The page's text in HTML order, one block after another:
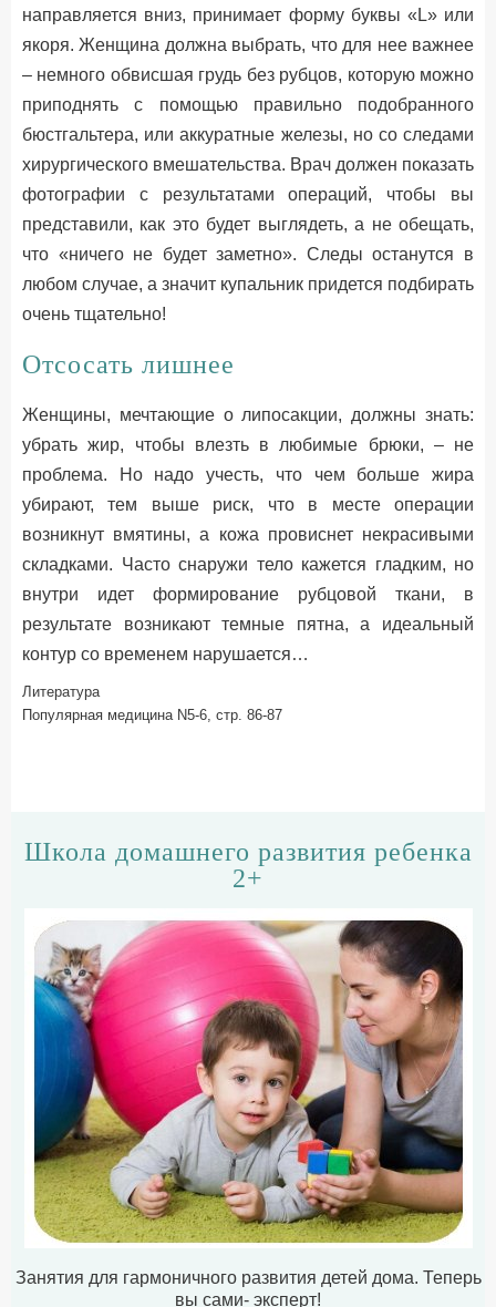
направляется вниз, принимает форму буквы «L» или
якоря. Женщина должна выбрать, что для нее важнее
– немного обвисшая грудь без рубцов, которую можно
приподнять с помощью правильно подобранного
бюстгальтера, или аккуратные железы, но со следами
хирургического вмешательства. Врач должен показать
фотографии с результатами операций, чтобы вы
представили, как это будет выглядеть, а не обещать,
что «ничего не будет заметно». Следы останутся в
любом случае, а значит купальник придется подбирать
очень тщательно!
Отсосать лишнее
Женщины, мечтающие о липосакции, должны знать:
убрать жир, чтобы влезть в любимые брюки, – не
проблема. Но надо учесть, что чем больше жира
убирают, тем выше риск, что в месте операции
возникнут вмятины, а кожа провиснет некрасивыми
складками. Часто снаружи тело кажется гладким, но
внутри идет формирование рубцовой ткани, в
результате возникают темные пятна, а идеальный
контур со временем нарушается…
Литература
Популярная медицина N5-6, стр. 86-87
Школа домашнего развития ребенка
2+
Занятия для гармоничного развития детей дома. Теперь
вы сами- эксперт!